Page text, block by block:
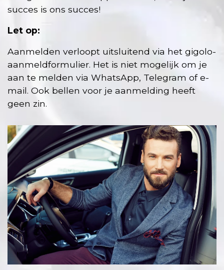
succes is ons succes!
Let op:
Aanmelden verloopt uitsluitend via het gigolo-
aanmeldformulier. Het is niet mogelijk om je
aan te melden via WhatsApp, Telegram of e-
mail. Ook bellen voor je aanmelding heeft
geen zin.